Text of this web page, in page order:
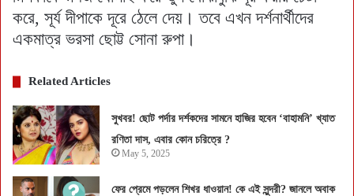
করে, সূর্য দীপাকে দূরে ঠেলে দেয়। তবে এখন দর্শনার্থীদের
একমাত্র ভরসা ছোট্ট সোনা রুপা।
Related Articles
সুখবর! ছোট পর্দার দর্শকদের সামনে হাজির হবেন ‘বাহামনি’ খ্যাত
রণিতা দাস, এবার কোন চরিত্রে ?
May 5, 2025
ফের প্রেমে পড়লেন শিখর ধাওয়ান! কে এই সুন্দরী? জানলে অবাক